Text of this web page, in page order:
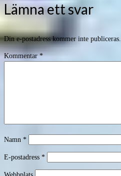
Lämna ett svar
Din e-postadress kommer inte publiceras.
Kommentar*
Namn *
E-postadress *